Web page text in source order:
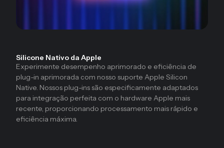
Silicone Nativo da Apple
Experimente desempenho aprimorado e eficiência de
plug-in aprimorada com nosso suporte Apple Silicon
Native. Nossos plug-ins são especificamente adaptados
para integração perfeita com o hardware Apple mais
recente, proporcionando processamento mais rápido e
eficiência máxima.